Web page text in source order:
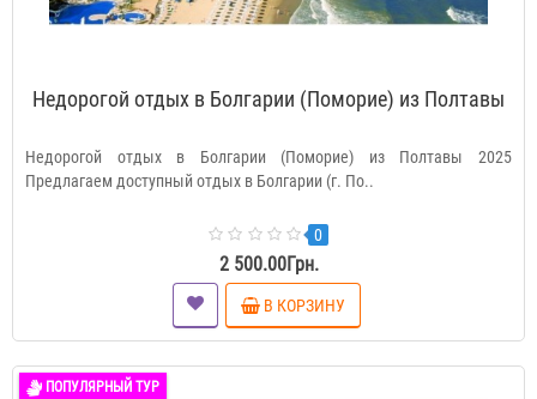
Недорогой отдых в Болгарии (Поморие) из Полтавы
Недорогой отдых в Болгарии (Поморие) из Полтавы 2025
Предлагаем доступный отдых в Болгарии (г. По..
0
2 500.00Грн.
В КОРЗИНУ
ПОПУЛЯРНЫЙ ТУР